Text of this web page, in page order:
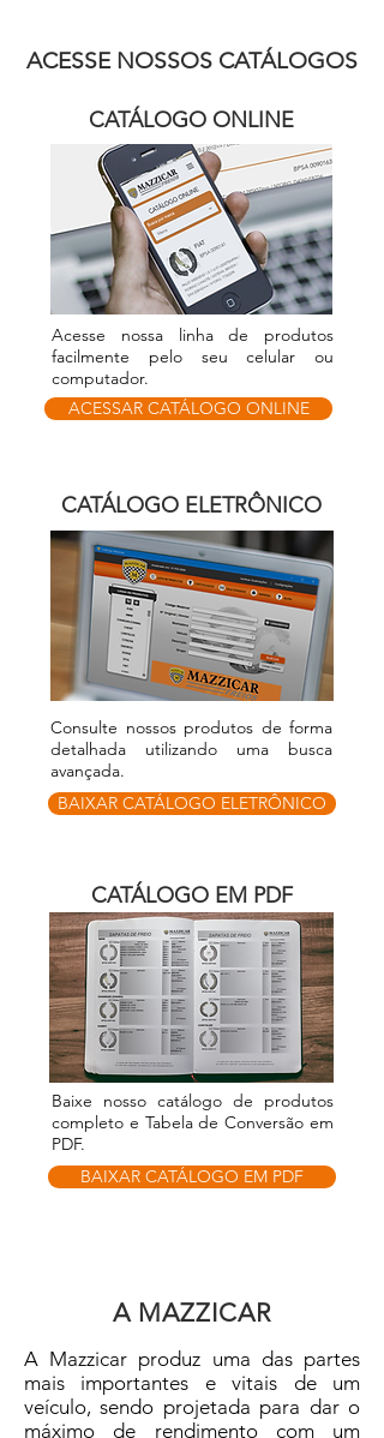
ACESSE NOSSOS CATÁLOGOS
CATÁLOGO ONLINE
Acesse nossa linhade produtos
facilmente pelo seu celular ou
computador.
ACESSAR CATÁLOGO ONLINE
CATÁLOGO ELETRÔNICO
Consulte nossosprodutos de forma
detalhada utilizando uma busca
avançada.
BAIXAR CATÁLOGO ELETRÔNICO
CATÁLOGO EM PDF
Baixe nosso catálogo de produtos
completo e Tabela de Conversão em
PDF.
BAIXAR CATÁLOGO EM PDF
A MAZZICAR
A Mazzicar produz uma das partes
mais importantes e vitais de um
veículo, sendo projetada para dar o
máximo de rendimento com um